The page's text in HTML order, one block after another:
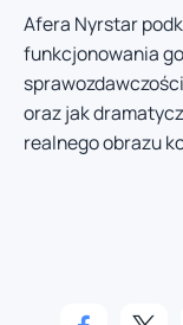
Afera Nyrstar
funkcjonowania
oraz jak
realnego obrazu